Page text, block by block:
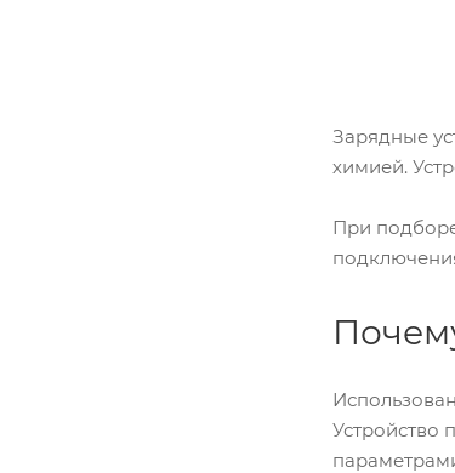
Зарядные
химией.
При
Устройство